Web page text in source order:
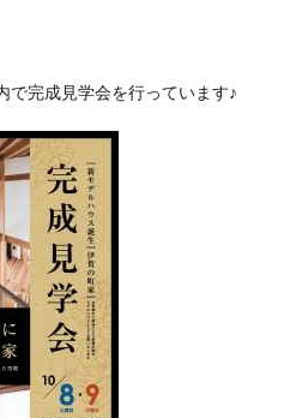
で完成見学会を行っています♪